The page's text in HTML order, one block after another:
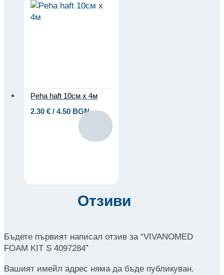
Peha haft 10см x 4м
2.30 € / 4.50 BGN
Отзиви
Бъдете първият написал отзив за “VIVANOMED
FOAM KIT S 4097284”
Вашият имейл адрес няма да бъде публикуван.